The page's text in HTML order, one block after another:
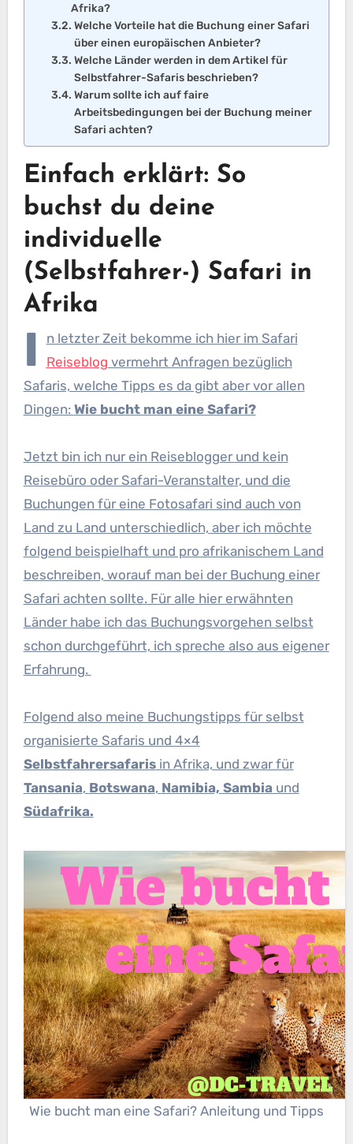
Afrika?
Welche Vorteile hat die Buchung einer Safari
über einen europäischen Anbieter?
Welche Länder werden in dem Artikel für
Selbstfahrer-Safaris beschrieben?
Warum sollte ich auf faire
Arbeitsbedingungen bei der Buchung meiner
Safari achten?
Einfach erklärt: So
buchst du deine
individuelle
(Selbstfahrer-) Safari in
Afrika
I
n letzter Zeit bekomme ich hier im Safari
Reiseblog vermehrt Anfragen bezüglich
Safaris, welche Tipps es da gibt aber vor allen
Dingen: Wie bucht man eine Safari?
Jetzt bin ich nur ein Reiseblogger und kein
Reisebüro oder Safari-Veranstalter, und die
Buchungen für eine Fotosafari sind auch von
Land zu Land unterschiedlich, aber ich möchte
folgend beispielhaft und pro afrikanischem Land
beschreiben, worauf man bei der Buchung einer
Safari achten sollte. Für alle hier erwähnten
Länder habe ich das Buchungsvorgehen selbst
schon durchgeführt, ich spreche also aus eigener
Erfahrung.
Folgend also meine Buchungstipps für selbst
organisierte Safaris und 4×4
Selbstfahrersafarisin Afrika, und zwar für
Tansania, Botswana, Namibia, Sambia und
Südafrika.
Wie bucht man eine Safari? Anleitung und Tipps